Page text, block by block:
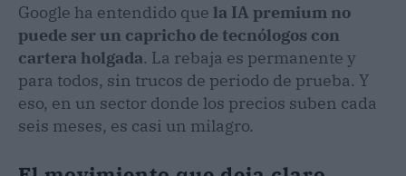
Google ha entendido que la IA premium no
puede ser un capricho de tecnólogos con
cartera holgada. La rebaja es permanente y
para todos, sin trucos de periodo de prueba. Y
eso, en un sector donde los precios suben cada
seis meses, es casi un milagro.